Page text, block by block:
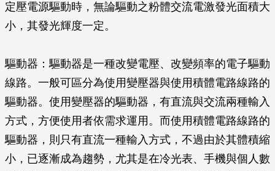
定壓電源驅動時，無論驅動之粉體交流電激發光面積大
小，其發光輝度一定。
驅動器 ：驅動器是一種改變電壓、改變頻率的電子驅動
線路。一般可區分為使用變壓器與使用積體電路線路的
驅動器。使用變壓器的驅動器，有直流與交流兩種輸入
方式，方便使用者依需求運用。而使用積體電路線路的
驅動器，則只有直流一種輸入方式，不過由於其體積縮
小，已逐漸成為趨勢，尤其是在冷光表、手機與個人數